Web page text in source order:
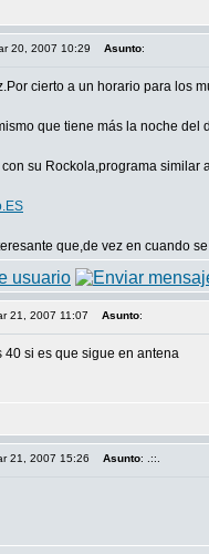
20, 2007 10:29 Asunto:
cierto a un horario para los
que tiene más la noche
su Rockola,programa similar
que,de vez en cuando
21, 2007 11:07 Asunto:
40 si es que sigue en antena
21, 2007 15:26 Asunto: .::.